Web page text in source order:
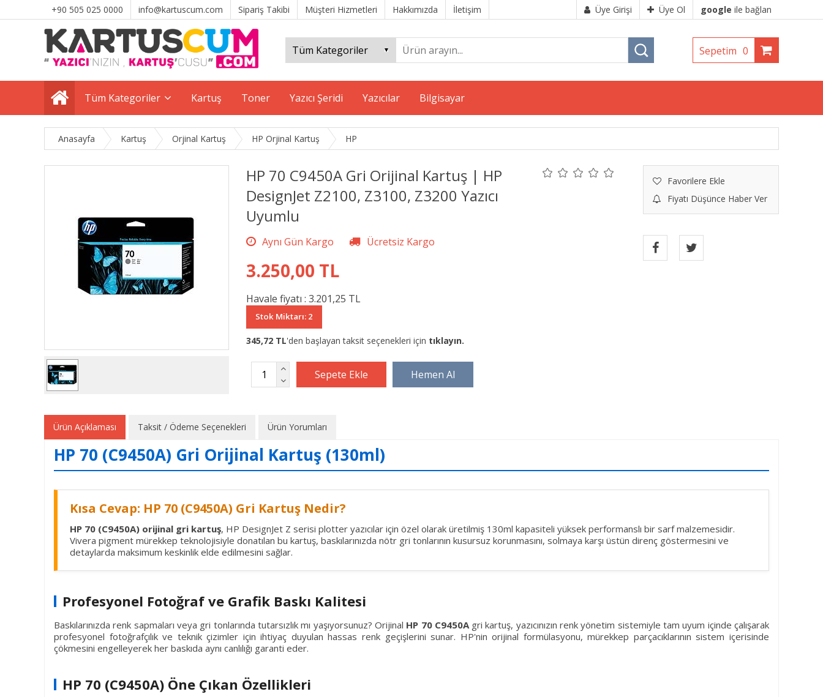
+90 505 025 0000 info@kartuscum.com Sipariş Takibi Müşteri Hizmetleri Hakkımızda İletişim Üye Girişi Üye Ol google ile bağlan
Sepetim 0
Tüm Kategoriler Kartuş Toner Yazıcı Şeridi Yazıcılar Bilgisayar
Anasayfa Kartuş Orjinal Kartuş HP Orjinal Kartuş HP
HP 70 C9450A Gri Orijinal Kartuş | HP
DesignJet Z2100, Z3100, Z3200 Yazıcı
Uyumlu
Favorilere Ekle
Fiyatı Düşünce Haber Ver
3.250,00 TL
Havale fiyatı : 3.201,25 TL
Stok Miktarı: 2
345,72 TL'den başlayan taksit seçenekleri için tıklayın.
Ürün Açıklaması Taksit / Ödeme Seçenekleri Ürün Yorumları
HP 70 (C9450A) Gri Orijinal Kartuş (130ml)
Kısa Cevap: HP 70 (C9450A) Gri Kartuş Nedir?
HP 70 (C9450A) orijinal gri kartuş, HP DesignJet Z serisi plotter yazıcılar için özel olarak üretilmiş 130ml kapasiteli yüksek performanslı bir sarf malzemesidir.
Vivera pigment mürekkep teknolojisiyle donatılan bu kartuş, baskılarınızda nötr gri tonlarının kusursuz korunmasını, solmaya karşı üstün direnç göstermesini ve
detaylarda maksimum keskinlik elde edilmesini sağlar.
Profesyonel Fotoğraf ve Grafik Baskı Kalitesi
Baskılarınızda renk sapmaları veya gri tonlarında tutarsızlık mı yaşıyorsunuz? Orijinal HP 70 C9450Agri kartuş, yazıcınızın renk yönetim sistemiyle tam uyum içinde çalışarak
profesyonel fotoğrafçılık ve teknik çizimler için ihtiyaç duyulan hassas renk geçişlerini sunar. HP'nin orijinal formülasyonu, mürekkep parçacıklarının sistem içerisinde
çökmesini engelleyerek her baskıda aynı canlılığı garanti eder.
HP 70 (C9450A) Öne Çıkan Özellikleri